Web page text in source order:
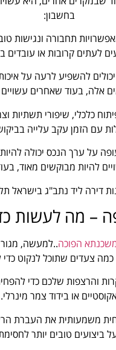
בחשבון:
תחבורה ונגישות
לעתים קרובות או
יכולים להשפיע לרעה על
אלה, בעוד שאחרים
כלכלי, שיפורי תשתיות
עם הזמן עקב עלייה
ערך הנכס יכולה
להיות מבוקשים מאוד,
דירה ליד נתב"ג בישראל
– מה לעשות
הפוכה..למעשה,
צעדים שתוכל לנקוט
והרצפות שלכם כדי
או בידוד צמר מינרלי.
ביצועים טובים יותר